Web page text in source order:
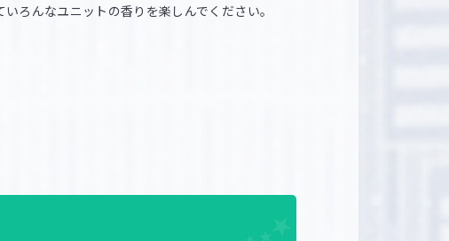
ろんなユニットの香りを楽しんでください。